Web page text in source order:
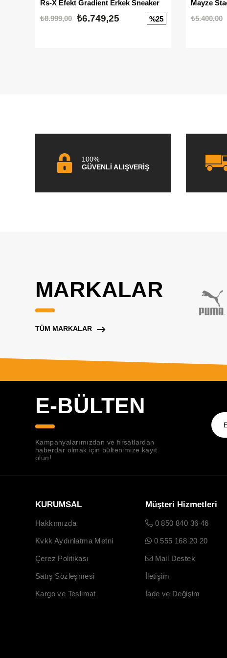
Rs-X Efekt Gradient Erkek Sneaker
₺8.999,00 ₺6.749,25 %25
₺5.400,00
100%
GÜVENLİ ALIŞVERİŞ
MARKALAR
TÜM MARKALAR
E-BÜLTEN
Kampanyalarımızdan ve fırsatlardan
haberdar olmak için bültenimize kayıt
olun!
KURUMSAL
Hakkımızda
Kvkk Aydınlatma Metni
Çerez Politikası
Satış Sözleşmesi
Kargo ve Teslimat
Müşteri Hizmetleri
0 850 840 36 46
0 555 168 20 20
Mail Destek
İletişim
İade ve Değişim